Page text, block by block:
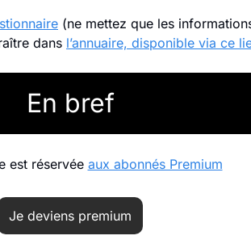
(ne mettez que les
dans l’annuaire, disponible via ce
En bref
est réservée aux abonnés Premium
Je deviens premium